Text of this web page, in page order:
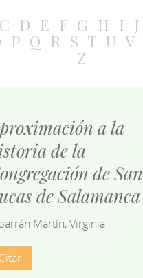
C D E F G H I J
P Q R S T U V
Z
a la
de la
de San
de Salamanca
Martín, Virginia
Citar